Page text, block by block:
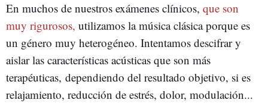
En muchos de nuestros exámenes clínicos, que son
muy rigurosos, utilizamos la música clásica porque es
un género muy heterogéneo. Intentamos descifrar y
aislar las características acústicas que son más
terapéuticas, dependiendo del resultado objetivo, si es
relajamiento, reducción de estrés, dolor, modulación...